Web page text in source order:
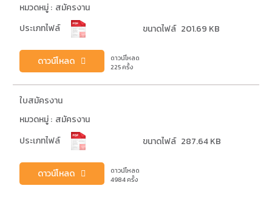
หมวดหมู่ : สมัครงาน
ประเภทไฟล์
ขนาดไฟล์ 201.69 KB
ดาวน์โหลด
ดาวน์โหลด
225ครั้ง
ใบสมัครงาน
หมวดหมู่ : สมัครงาน
ประเภทไฟล์
ขนาดไฟล์ 287.64 KB
ดาวน์โหลด
ดาวน์โหลด
4984ครั้ง